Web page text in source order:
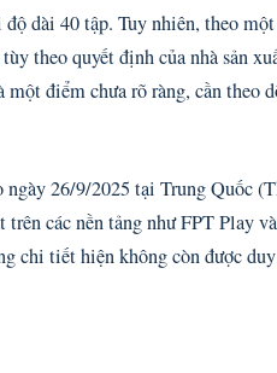
dài 40 tập. Tuy nhiên, theo
theo quyết định của nhà sản
điểm chưa rõ ràng, cần theo
ngày 26/9/2025 tại Trung Quốc
các nền tảng như FPT Play
chi tiết hiện không còn được